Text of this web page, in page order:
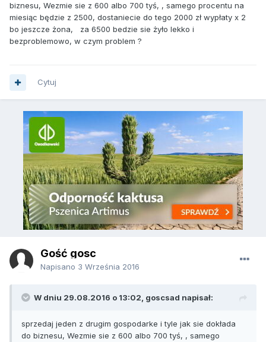
biznesu, Wezmie sie z 600 albo 700 tyś, , samego procentu na
miesiąc będzie z 2500, dostaniecie do tego 2000 zł wypłaty x 2
bo jeszcze żona, za 6500 bedzie sie żyło lekko i
bezproblemowo, w czym problem ?
Cytuj
Gość gosc
Napisano 3 Września 2016
W dniu 29.08.2016 o 13:02, goscsad napisał:
sprzedaj jeden z drugim gospodarke i tyle jak sie dokłada
do biznesu, Wezmie sie z 600 albo 700 tyś, , samego